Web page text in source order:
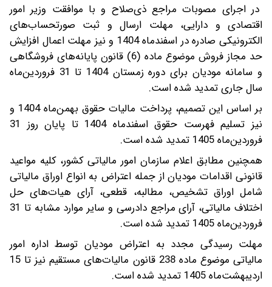
در اجرای مصوبات مراجع ذی‌صلاح و با موافقت وزیر امور
اقتصادی و دارایی، مهلت ارسال و ثبت صورتحساب‌های
الکترونیکی صادره در اسفندماه 1404 و نیز مهلت اعمال افزایش
حد مجاز فروش موضوع ماده (6) قانون پایانه‌های فروشگاهی
و سامانه مودیان برای دوره زمستان 1404 تا 31 فروردین‌ماه
سال جاری تمدید شده است.
بر اساس این تصمیم، پرداخت مالیات حقوق بهمن‌ماه 1404 و
نیز تسلیم فهرست حقوق اسفندماه 1404 تا پایان روز 31
فروردین‌ماه 1405 تمدید شده است.
همچنین مطابق اعلام سازمان امور مالیاتی کشور، کلیه مواعید
قانونی اقدامات مودیان از جمله اعتراض به انواع اوراق مالیاتی
شامل اوراق تشخیص، مطالبه، قطعی، آرای هیات‌های حل
اختلاف مالیاتی، آرای مراجع دادرسی و سایر موارد مشابه تا 31
فروردین‌ماه 1405 تمدید شده است.
مهلت رسیدگی مجدد به اعتراض مودیان توسط اداره امور
مالیاتی موضوع ماده 238 قانون مالیات‌های مستقیم نیز تا 15
اردیبهشت‌ماه 1405 تمدید شده است.